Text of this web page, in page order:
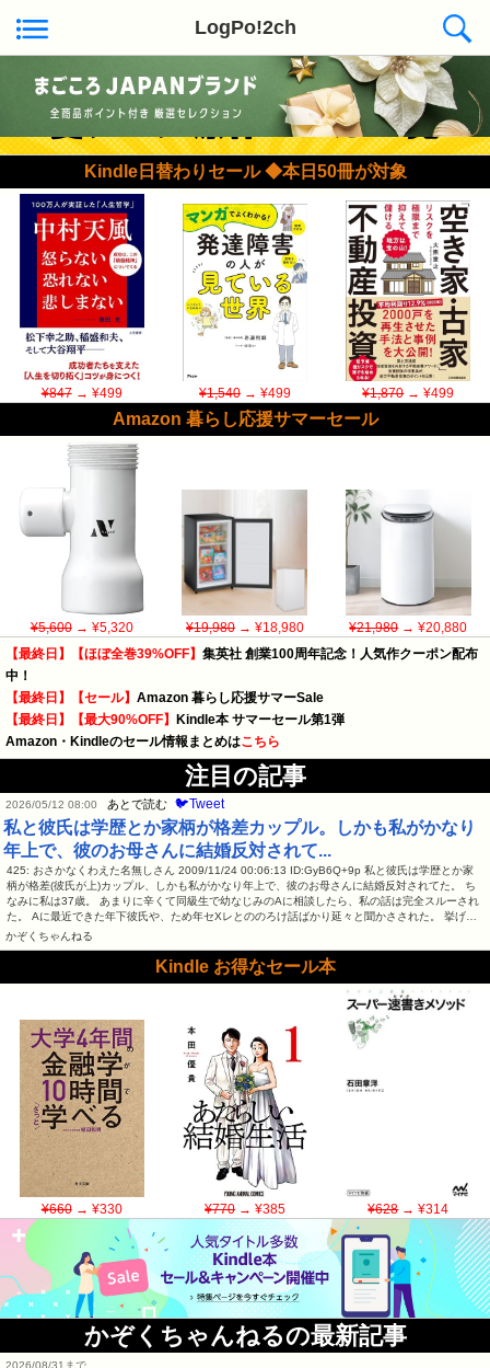
LogPo!2ch
Kindle日替わりセール ◆本日50冊が対象
¥847→ ¥499 ¥1,540→ ¥499 ¥1,870→ ¥499
Amazon 暮らし応援サマーセール
¥5,600→ ¥5,320 ¥19,980→ ¥18,980 ¥21,980→ ¥20,880
【最終日】【ほぼ全巻39%OFF】 集英社 創業100周年記念！人気作クーポン配布
中！
【最終日】【セール】 Amazon 暮らし応援サマーSale
【最終日】【最大90%OFF】
Kindle本 サマーセール第1弾
Amazon・Kindleのセール情報まとめはこちら
注目の記事
2026/05/12 08:00 あとで読む 🐦Tweet
私と彼氏は学歴とか家柄が格差カップル。しかも私がかなり
年上で、彼のお母さんに結婚反対されて...
425: おさかなくわえた名無しさん 2009/11/24 00:06:13 ID:GyB6Q+9p 私と彼氏は学歴とか家
柄が格差(彼氏が上)カップル、しかも私がかなり年上で、彼のお母さんに結婚反対されてた。 ち
なみに私は37歳。 あまりに辛くて同級生で幼なじみのAに相談したら、私の話は完全スルーされ
た。 Aに最近できた年下彼氏や、ため年セXレとののろけ話ばかり延々と聞かさされた。 挙げ…
かぞくちゃんねる
Kindle お得なセール本
¥660→ ¥330 ¥770→ ¥385 ¥628→ ¥314
かぞくちゃんねるの最新記事
2026/08/31まで